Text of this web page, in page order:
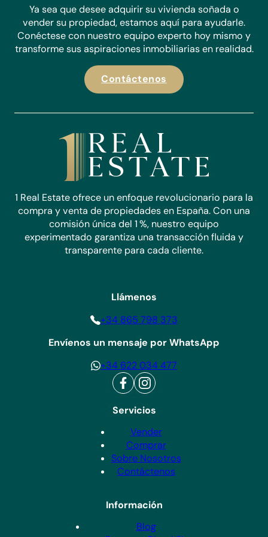
Ya sea que desee adquirir su vivienda soñada o
vender su propiedad, estamos aquí para ayudarle.
Conéctese con nuestro equipo experto hoy mismo y
transforme sus aspiraciones inmobiliarias en realidad.
Contáctenos
1 Real Estate ofrece un enfoque revolucionario para la
compra y venta de propiedades en España. Con una
comisión única del 1 %, nuestro equipo
experimentado garantiza una transacción fluida y
transparente para cada cliente.
Servicios
Vender
Comprar
Sobre Nosotros
Contáctenos
Información
Blog
Llámenos
+34 865 798 373
Envíenos un mensaje por WhatsApp
+34 622 034 477